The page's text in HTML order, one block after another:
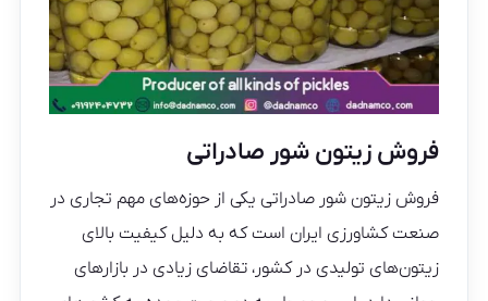
فروش زیتون شور صادراتی
فروش زیتون شور صادراتی یکی از حوزه‌های مهم تجاری در
صنعت کشاورزی ایران است که به دلیل کیفیت بالای
زیتون‌های تولیدی در کشور، تقاضای زیادی در بازارهای